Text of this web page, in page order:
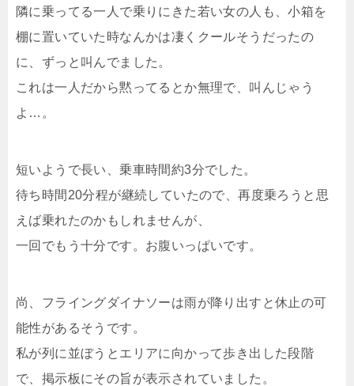
隣に乗ってる一人で乗りにきた若い女の人も、小箱を
棚に置いていた時なんかは凄くクールそうだったの
に、ずっと叫んでました。
これは一人だから黙ってるとか無理で、叫んじゃう
よ…。
短いようで長い、乗車時間約3分でした。
待ち時間20分程が継続していたので、再度乗ろうと思
えば乗れたのかもしれませんが、
一回でもう十分です。お腹いっぱいです。
尚、フライングダイナソーは雨が降り出すと休止の可
能性があるそうです。
私が列に並ぼうとエリアに向かって歩き出した段階
で、掲示板にその旨が表示されていました。